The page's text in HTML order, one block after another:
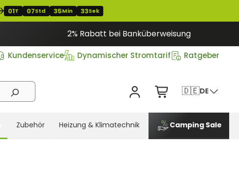
01T 07Std 35Min 32Sek
2% Rabatt bei Banküberweisung
Kundenservice Dynamischer Stromtarif Ratgeber
🇩🇪DE
Zubehör Heizung & Klimatechnik Camping Sale